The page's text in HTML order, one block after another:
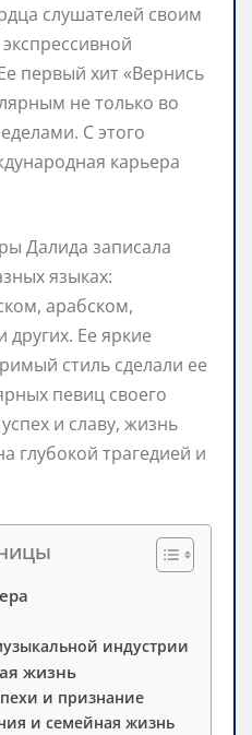
слушателей своим
первый хит «Вернись
не только во
С этого
карьера
Далида записала
языках:
арабском,
Ее яркие
стиль сделали ее
певиц своего
и славу, жизнь
глубокой трагедией и
индустрии
жизнь
и признание
и семейная жизнь